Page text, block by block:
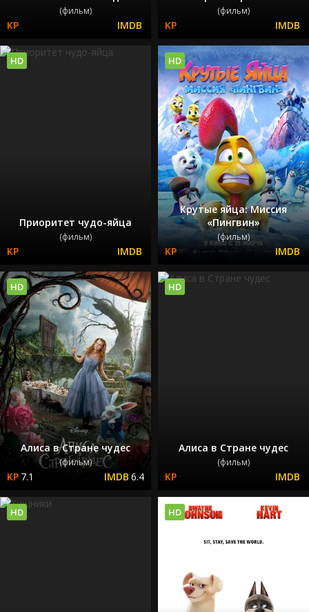
(фильм) (фильм)
Приоритет чудо-яйца
(фильм)
HD
Крутые яйца: Миссия
«Пингвин»
(фильм)
HD
Алиса в Стране чудес
(фильм)
7.1 6.4
HD
Алиса в Стране чудес
(фильм)
HD
HD HD